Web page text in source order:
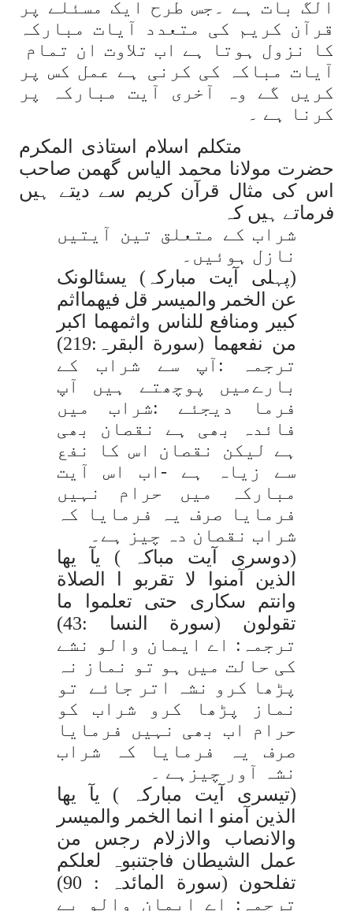
الگ بات ہے ۔جس طرح ایک مسئلے پر
قرآن کریم کی متعدد آیات مبارکہ
کا نزول ہوتا ہے اب تلاوت ان تمام
آیات مباکہ کی کرنی ہے عمل کس پر
کریں گے وہ آخری آیت مبارکہ پر
کرنا ہے ۔
متکلم اسلام استاذی المکرم
حضرت مولانا محمد الیاس گھمن صاحب
اس کی مثال قرآن کریم سے دیتے ہیں
فرماتے ہیں کہ
شراب کے متعلق تین آیتیں
نازل ہوئیں۔
(پہلی آیت مبارکہ) یسئالونک
عن الخمر والمیسر قل فیھمااثم
کبیر ومنافع للناس واثمھما اکبر
من نفعھما
(سورة البقرہ:219)
ترجمہ :آپ سے شراب کے
بارےمیں پوچھتے ہیں آپ
فرما دیجئے :شراب میں
فائدہ بھی ہے نقصان بھی
ہے لیکن نقصان اس کا نفع
سے زیاہ ہے -اب اس آیت
مبارکہ میں حرام نہیں
فرمایا صرف یہ فرمایا کہ
شراب نقصان دہ چیز ہے۔
(دوسری آیت مباکہ ) یآ یھا
الذین آمنوا لا تقربو ا الصلاة
وانتم سکاری حتی تعلموا ما
تقولون
(سورة النسا :43)
ترجمہ: اے ایمان والو نشے
کی حالت میں ہو تو نماز نہ
پڑھا کرو نشہ اتر جائے تو
نماز پڑھا کرو شراب کو
حرام اب بھی نہیں فرمایا
صرف یہ فرمایا کہ شراب
نشہ آور چیزہے ۔
(تیسری آیت مبارکہ ) یآ یھا
الذین آمنو ا انما الخمر والمیسر
والانصاب والازلام رجس من
عمل الشیطان فاجتنبوہ لعلکم
تفلحون
(سورة المائدہ : 90)
ترجمہ: اے ایمان والو بے